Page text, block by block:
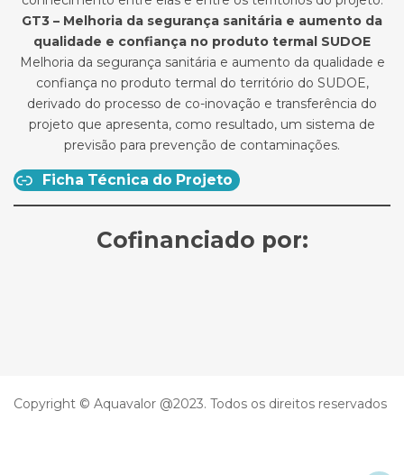
GT3 – Melhoria da segurança sanitária e aumento da
qualidade e confiança no produto termal SUDOE
Melhoria da segurança sanitária e aumento da qualidade e
confiança no produto termal do território do SUDOE,
derivado do processo de co-inovação e transferência do
projeto que apresenta, como resultado, um sistema de
previsão para prevenção de contaminações.
Ficha Técnica do Projeto
Cofinanciado por:
Copyright © Aquavalor @2023. Todos os direitos reservados